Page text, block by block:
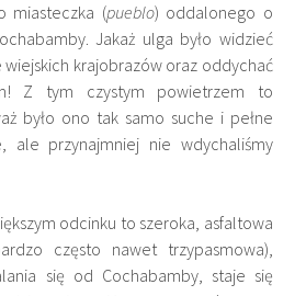
miasteczka (pueblo) oddalonego o
Jakaż ulga było widzieć
krajobrazów oraz oddychać
Z tym czystym powietrzem to
było ono tak samo suche i pełne
ale przynajmniej nie wdychaliśmy
odcinku to szeroka, asfaltowa
często nawet trzypasmowa),
się od Cochabamby, staje się